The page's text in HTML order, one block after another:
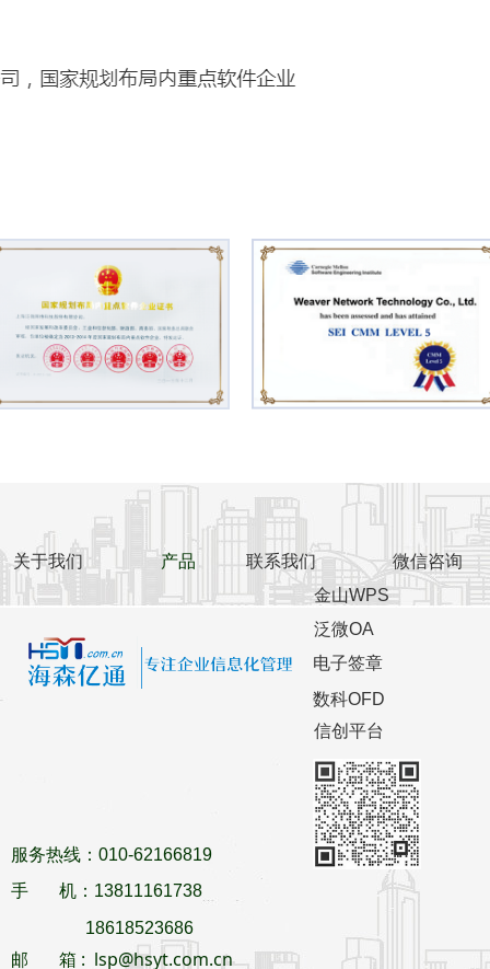
关于我们
金山WPS
联系我们
泛微OA
电子签章
数科OFD
信创平台
产品
服务热线：010-62166819
手 机：13811161738
18618523686
邮 箱 : lsp@hsyt.com.cn
微信咨询